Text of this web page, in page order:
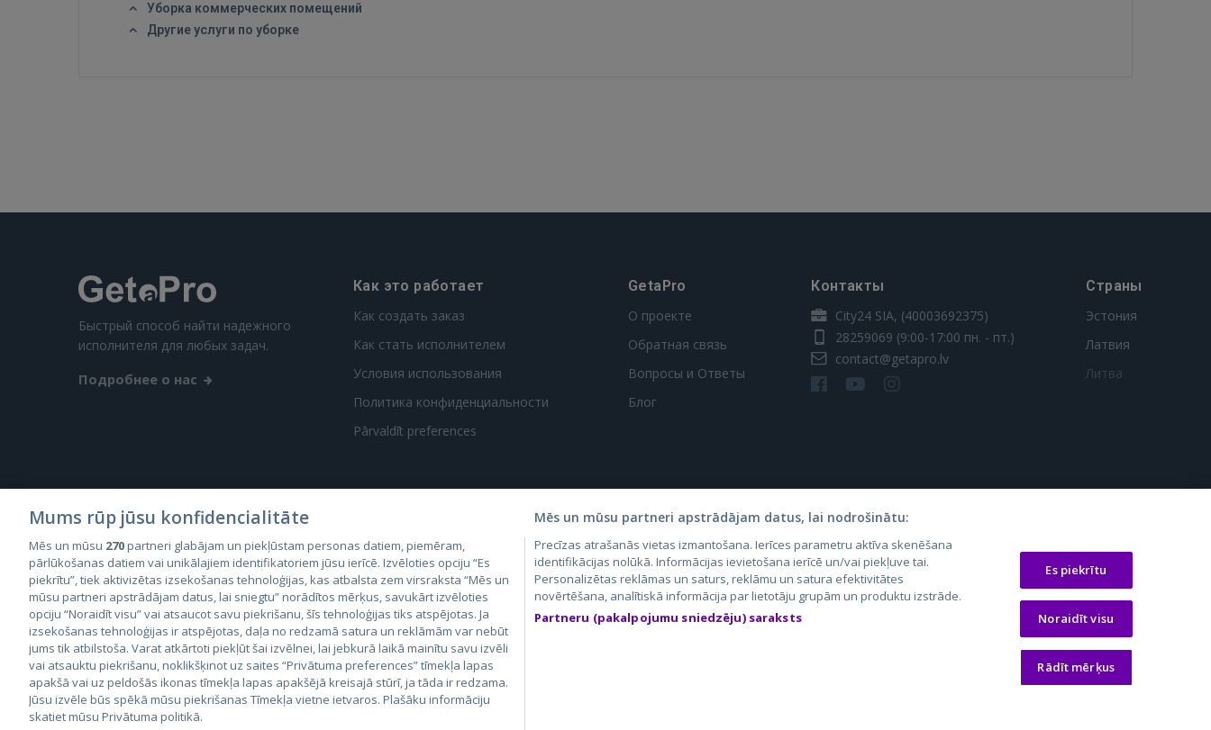
Уборка коммерческих помещений
Другие услуги по уборке
Быстрый способ найти надежного
исполнителя для любых задач.
Подробнее о нас
Как это работает
Как создать заказ
Как стать исполнителем
Условия использования
Политика конфиденциальности
Pārvaldīt preferences
GetaPro
О проекте
Обратная связь
Вопросы и Ответы
Блог
Контакты
City24 SIA, (40003692375)
28259069 (9:00-17:00 пн. - пт.)
contact@getapro.lv
Страны
Эстония
Латвия
Литва
City24.lv
City24.ee
GetaPro.lv
GetaPro.ee
Skelbiu.lt
Autoplius.lt
Aruodas.lt
CVbankas.lt
Kainos.lt
Paslaugos.lt
auto24.ee
KV.ee
Osta.ee
KuldneBörs.ee
© 2026 GetaPro. Все права защищены.
Mums rūp jūsu konfidencialitāte
Mēs un mūsu 270partneri glabājam un piekļūstam personas datiem, piemēram,
pārlūkošanas datiem vai unikālajiem identifikatoriem jūsu ierīcē. Izvēloties opciju “Es
piekrītu”, tiek aktivizētas izsekošanas tehnoloģijas, kas atbalsta zem virsraksta “Mēs un
mūsu partneri apstrādājam datus, lai sniegtu” norādītos mērķus, savukārt izvēloties
opciju “Noraidīt visu” vai atsaucot savu piekrišanu, šīs tehnoloģijas tiks atspējotas. Ja
izsekošanas tehnoloģijas ir atspējotas, daļa no redzamā satura un reklāmām var nebūt
jums tik atbilstoša. Varat atkārtoti piekļūt šai izvēlnei, lai jebkurā laikā mainītu savu izvēli
vai atsauktu piekrišanu, noklikšķinot uz saites “Privātuma preferences” tīmekļa lapas
apakšā vai uz peldošās ikonas tīmekļa lapas apakšējā kreisajā stūrī, ja tāda ir redzama.
Jūsu izvēle būs spēkā mūsu piekrišanas Tīmekļa vietne ietvaros. Plašāku informāciju
skatiet mūsu Privātuma politikā.
Mēs un mūsu partneri apstrādājam datus, lai nodrošinātu:
Precīzas atrašanās vietas izmantošana. Ierīces parametru aktīva skenēšana
identifikācijas nolūkā. Informācijas ievietošana ierīcē un/vai piekļuve tai.
Personalizētas reklāmas un saturs, reklāmu un satura efektivitātes
novērtēšana, analītiskā informācija par lietotāju grupām un produktu izstrāde.
Partneru (pakalpojumu sniedzēju) saraksts
Es piekrītu
Noraidīt visu
Rādīt mērķus